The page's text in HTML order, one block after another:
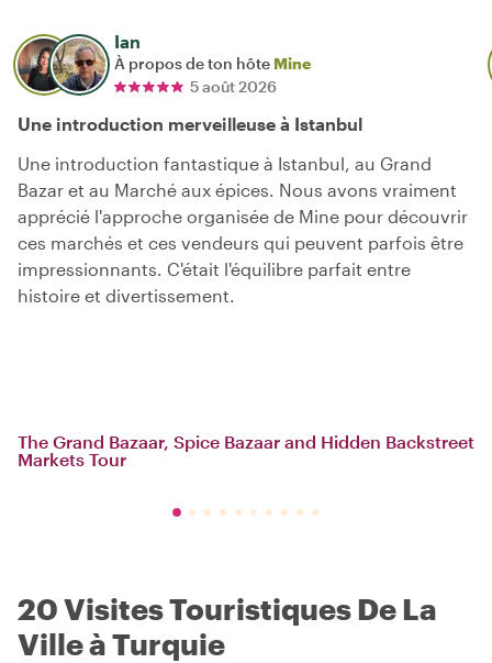
Ian
À propos de ton hôte Mine
5 août 2026
Une introduction merveilleuse à Istanbul
Une introduction fantastique à Istanbul, au Grand
Bazar et au Marché aux épices. Nous avons vraiment
apprécié l'approche organisée de Mine pour découvrir
ces marchés et ces vendeurs qui peuvent parfois être
impressionnants. C'était l'équilibre parfait entre
histoire et divertissement.
The Grand Bazaar, Spice Bazaar and Hidden Backstreet
Markets Tour
20 Visites Touristiques De La
Ville à Turquie